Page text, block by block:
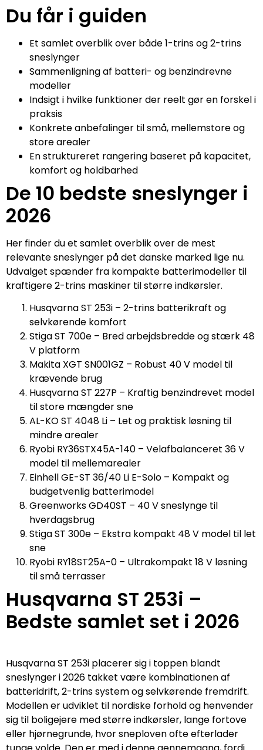
Du får i guiden
Et samlet overblik over både 1-trins og 2-trins
sneslynger
Sammenligning af batteri- og benzindrevne
modeller
Indsigt i hvilke funktioner der reelt gør en forskel i
praksis
Konkrete anbefalinger til små, mellemstore og
store arealer
En struktureret rangering baseret på kapacitet,
komfort og holdbarhed
De 10 bedste sneslynger i
2026
Her finder du et samlet overblik over de mest
relevante sneslynger på det danske marked lige nu.
Udvalget spænder fra kompakte batterimodeller til
kraftigere 2-trins maskiner til større indkørsler.
Husqvarna ST 253i – 2-trins batterikraft og
selvkørende komfort
Stiga ST 700e – Bred arbejdsbredde og stærk 48
V platform
Makita XGT SN001GZ – Robust 40 V model til
krævende brug
Husqvarna ST 227P – Kraftig benzindrevet model
til store mængder sne
AL-KO ST 4048 Li – Let og praktisk løsning til
mindre arealer
Ryobi RY36STX45A-140 – Velafbalanceret 36 V
model til mellemarealer
Einhell GE-ST 36/40 Li E-Solo – Kompakt og
budgetvenlig batterimodel
Greenworks GD40ST – 40 V sneslynge til
hverdagsbrug
Stiga ST 300e – Ekstra kompakt 48 V model til let
sne
Ryobi RY18ST25A-0 – Ultrakompakt 18 V løsning
til små terrasser
Husqvarna ST 253i –
Bedste samlet set i 2026
Husqvarna ST 253i placerer sig i toppen blandt
sneslynger i 2026 takket være kombinationen af
batteridrift, 2-trins system og selvkørende fremdrift.
Modellen er udviklet til nordiske forhold og henvender
sig til boligejere med større indkørsler, lange fortove
eller hjørnegrunde, hvor sneploven ofte efterlader